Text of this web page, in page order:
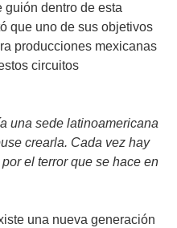
guión dentro de esta
que uno de sus objetivos
producciones mexicanas
circuitos
una sede latinoamericana
crearla. Cada vez hay
el terror que se hace en
una nueva generación